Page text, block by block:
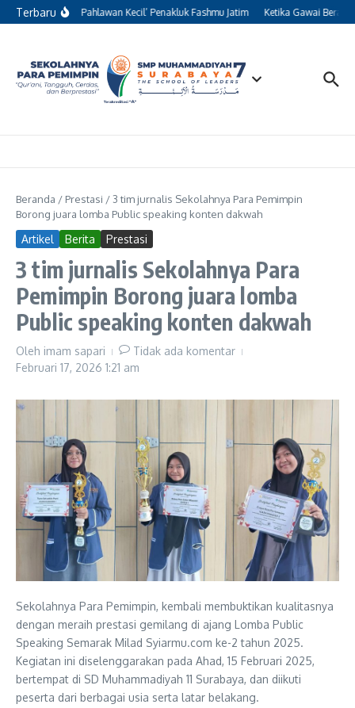
Lewati ke konten
TerbaruKisah 13 ‘Pahlawan Kecil’ Penakluk Fashmu Jatim Ketika Gawai Beralih
Beranda / Prestasi / 3 tim jurnalis Sekolahnya Para Pemimpin
Borong juara lomba Public speaking konten dakwah
Artikel Berita Prestasi
3 tim jurnalis Sekolahnya Para
Pemimpin Borong juara lomba
Public speaking konten dakwah
Oleh imam sapari
Tidak ada komentar
Februari 17, 2026 1:21 am
Sekolahnya Para Pemimpin, kembali membuktikan kualitasnya
dengan meraih prestasi gemilang di ajang Lomba Public
Speaking Semarak Milad Syiarmu.com ke-2 tahun 2025.
Kegiatan ini diselenggarakan pada Ahad, 15 Februari 2025,
bertempat di SD Muhammadiyah 11 Surabaya, dan diikuti
peserta dari berbagai usia serta latar belakang.